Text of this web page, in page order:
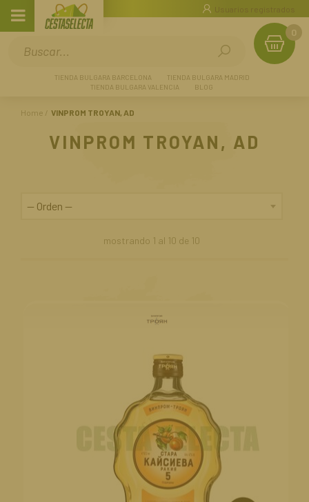
0
Usuarios registrados
TIENDA BULGARA BARCELONA
TIENDA BULGARA MADRID
TIENDA BULGARA VALENCIA
BLOG
Home VINPROM TROYAN, AD
VINPROM TROYAN, AD
mostrando 1 al 10 de 10